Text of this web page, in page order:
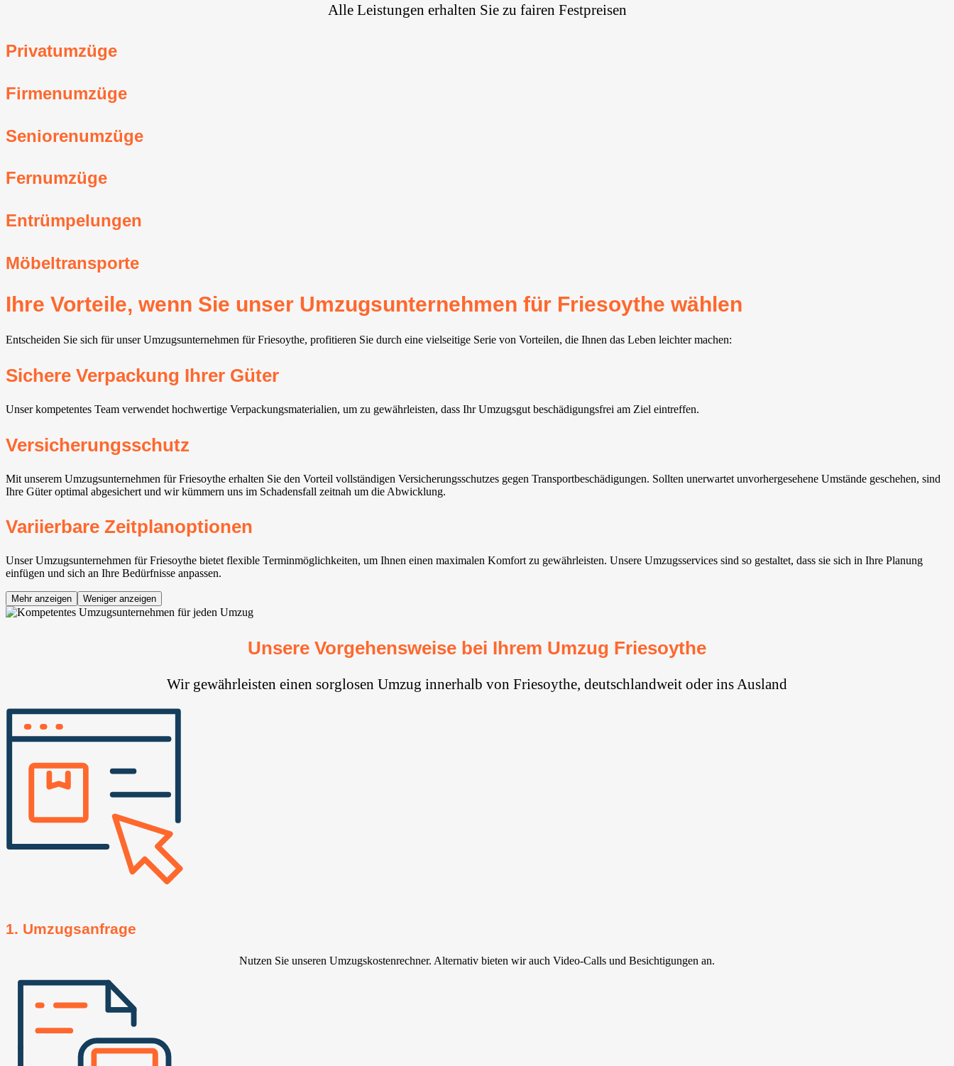
Alle Leistungen erhalten Sie zu fairen Festpreisen
Privatumzüge
Firmenumzüge
Seniorenumzüge
Fernumzüge
Entrümpelungen
Möbeltransporte
Ihre Vorteile, wenn Sie unser Umzugsunternehmen für Friesoythe wählen
Entscheiden Sie sich für unser Umzugsunternehmen für Friesoythe, profitieren Sie durch eine vielseitige Serie von Vorteilen, die Ihnen das Leben leichter machen:
Sichere Verpackung Ihrer Güter
Unser kompetentes Team verwendet hochwertige Verpackungsmaterialien, um zu gewährleisten, dass Ihr Umzugsgut beschädigungsfrei am Ziel eintreffen.
Versicherungsschutz
Mit unserem Umzugsunternehmen für Friesoythe erhalten Sie den Vorteil vollständigen Versicherungsschutzes gegen Transportbeschädigungen. Sollten unerwartet unvorhergesehene Umstände geschehen, sind
Ihre Güter optimal abgesichert und wir kümmern uns im Schadensfall zeitnah um die Abwicklung.
Variierbare Zeitplanoptionen
Unser Umzugsunternehmen für Friesoythe bietet flexible Terminmöglichkeiten, um Ihnen einen maximalen Komfort zu gewährleisten. Unsere Umzugsservices sind so gestaltet, dass sie sich in Ihre Planung
einfügen und sich an Ihre Bedürfnisse anpassen.
Mehr anzeigen Weniger anzeigen
Unsere Vorgehensweise bei Ihrem Umzug Friesoythe
Wir gewährleisten einen sorglosen Umzug innerhalb von Friesoythe, deutschlandweit oder ins Ausland
1. Umzugsanfrage
Nutzen Sie unseren Umzugskostenrechner. Alternativ bieten wir auch Video-Calls und Besichtigungen an.